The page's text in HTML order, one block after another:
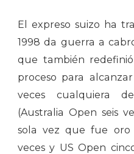
El expreso suizo ha
1998 da guerra a
que también
proceso para
veces cualquiera
(Australia Open seis
sola vez que fue oro
veces y US Open